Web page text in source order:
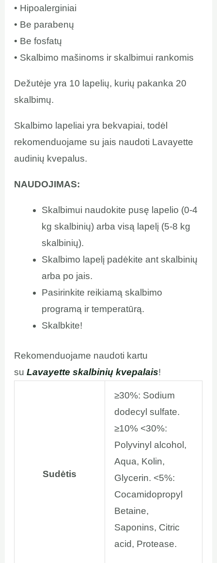
• Hipoalerginiai
• Be parabenų
• Be fosfatų
• Skalbimo mašinoms ir skalbimui rankomis
Dežutėje yra 10 lapelių, kurių pakanka 20
skalbimų.
Skalbimo lapeliai yra bekvapiai, todėl
rekomenduojame su jais naudoti Lavayette
audinių kvepalus.
NAUDOJIMAS:
Skalbimui naudokite pusę lapelio (0-4
kg skalbinių) arba visą lapelį (5-8 kg
skalbinių).
Skalbimo lapelį padėkite ant skalbinių
arba po jais.
Pasirinkite reikiamą skalbimo
programą ir temperatūrą.
Skalbkite!
Rekomenduojame naudoti kartu
suLavayette skalbinių kvepalais!
Sudėtis
≥30%: Sodium
dodecyl sulfate.
≥10% <30%:
Polyvinyl alcohol,
Aqua, Kolin,
Glycerin. <5%:
Cocamidopropyl
Betaine,
Saponins, Citric
acid, Protease.